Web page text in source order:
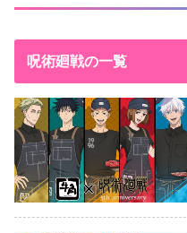
呪術廻戦の一覧